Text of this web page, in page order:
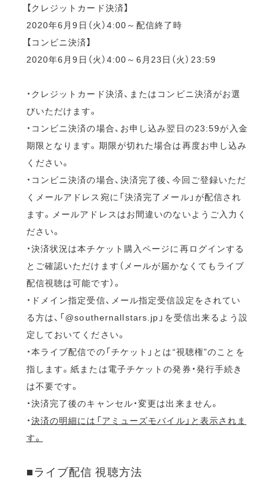
【クレジットカード決済】
2020年6月9日（火）4:00～配信終了時
【コンビニ決済】
2020年6月9日（火）4:00～6月23日（火）23:59
・クレジットカード決済、またはコンビニ決済がお選
びいただけます。
・コンビニ決済の場合、お申し込み翌日の23:59が入金
期限となります。期限が切れた場合は再度お申し込み
ください。
・コンビニ決済の場合、決済完了後、今回ご登録いただ
くメールアドレス宛に「決済完了メール」が配信され
ます。メールアドレスはお間違いのないようご入力く
ださい。
・決済状況は本チケット購入ページに再ログインする
とご確認いただけます（メールが届かなくてもライブ
配信視聴は可能です）。
・ドメイン指定受信、メール指定受信設定をされてい
る方は、「@southernallstars.jp」を受信出来るよう設
定しておいてください。
・本ライブ配信での「チケット」とは“視聴権”のことを
指します。紙または電子チケットの発券・発行手続き
は不要です。
・決済完了後のキャンセル・変更は出来ません。
・決済の明細には「アミューズモバイル」と表示されま
す。
■ライブ配信 視聴方法